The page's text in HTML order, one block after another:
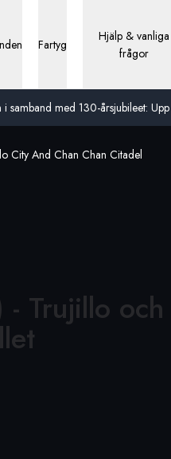
i samband med 130-årsjubileet:
Fartyg
Hjälp & vanliga
frågor
City And Chan Chan Citadel
- Trujillo och